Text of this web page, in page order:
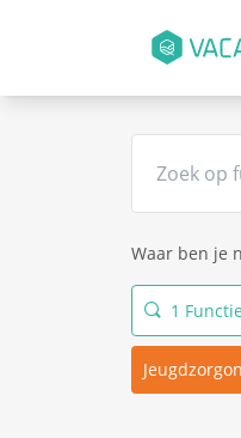
Waar ben je
1 Functie